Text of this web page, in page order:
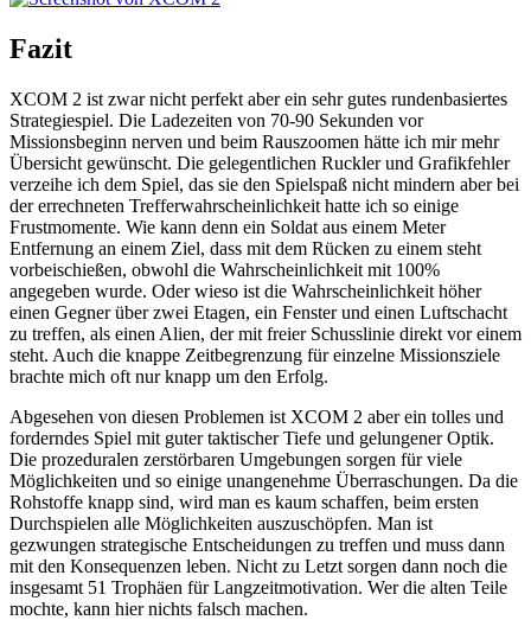
Fazit
XCOM 2 ist zwar nicht perfekt aber ein sehr gutes rundenbasiertes
Strategiespiel. Die Ladezeiten von 70-90 Sekunden vor
Missionsbeginn nerven und beim Rauszoomen hätte ich mir mehr
Übersicht gewünscht. Die gelegentlichen Ruckler und Grafikfehler
verzeihe ich dem Spiel, das sie den Spielspaß nicht mindern aber bei
der errechneten Trefferwahrscheinlichkeit hatte ich so einige
Frustmomente. Wie kann denn ein Soldat aus einem Meter
Entfernung an einem Ziel, dass mit dem Rücken zu einem steht
vorbeischießen, obwohl die Wahrscheinlichkeit mit 100%
angegeben wurde. Oder wieso ist die Wahrscheinlichkeit höher
einen Gegner über zwei Etagen, ein Fenster und einen Luftschacht
zu treffen, als einen Alien, der mit freier Schusslinie direkt vor einem
steht. Auch die knappe Zeitbegrenzung für einzelne Missionsziele
brachte mich oft nur knapp um den Erfolg.
Abgesehen von diesen Problemen ist XCOM 2 aber ein tolles und
forderndes Spiel mit guter taktischer Tiefe und gelungener Optik.
Die prozeduralen zerstörbaren Umgebungen sorgen für viele
Möglichkeiten und so einige unangenehme Überraschungen. Da die
Rohstoffe knapp sind, wird man es kaum schaffen, beim ersten
Durchspielen alle Möglichkeiten auszuschöpfen. Man ist
gezwungen strategische Entscheidungen zu treffen und muss dann
mit den Konsequenzen leben. Nicht zu Letzt sorgen dann noch die
insgesamt 51 Trophäen für Langzeitmotivation. Wer die alten Teile
mochte, kann hier nichts falsch machen.